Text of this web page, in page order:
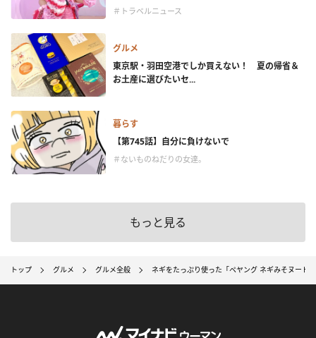
＃トラベルニュース
グルメ
東京駅・羽田空港でしか買えない！ 夏の帰省＆
お土産に選びたいセ...
暮らす
【第745話】自分に負けないで
＃ないものねだりの女達。
もっと見る
トップ グルメ グルメ全般 ネギをたっぷり使った「ペヤング ネギみそヌード